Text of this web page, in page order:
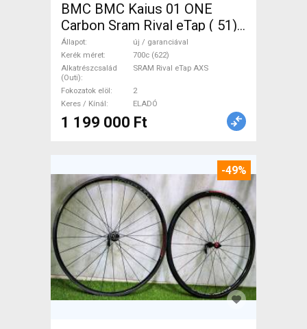
BMC BMC Kaius 01 ONE
Carbon Sram Rival eTap ( 51)
Gravel / CX SRAM Rival eTap
AXS tárcsafék új / garanciával
ELADÓ
Állapot
új / garanciával
Kerék méret
700c (622)
Alkatrészcsalád
(Outi)
SRAM Rival eTap AXS
Fokozatok elöl
2
Keres / Kínál
ELADÓ
1 199 000 Ft
-49%